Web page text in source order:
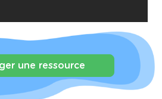
une ressource